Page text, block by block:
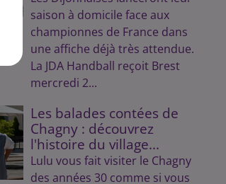
saison à domicile face aux
championnes de France dans
une affiche déjà très attendue.
La JDA Handball reçoit Brest
mercredi 2...
Les balades contées de
Chagny : découvrez
l'histoire du village...
Lulu vous fait visiter le Chagny
des années 30 comme si vous